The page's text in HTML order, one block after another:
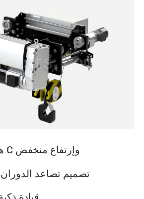
هيكل من النوع C وإرتفاع منخفض
تصميم تصاعد